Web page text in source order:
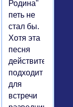
Родина"
петь не
стал бы.
Хотя эта
песня
действительно
подходит
для
встречи